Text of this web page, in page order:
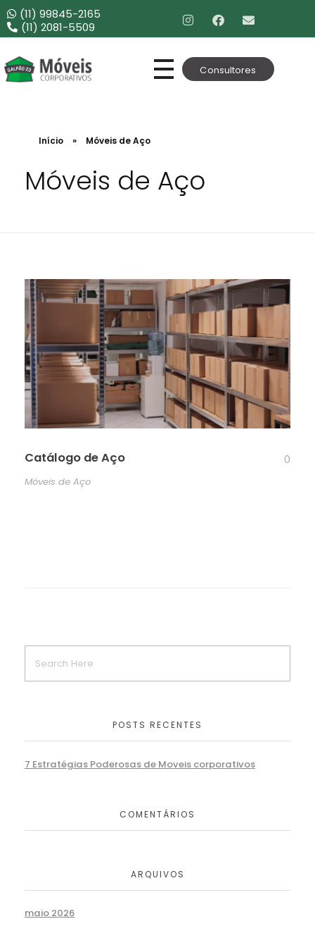
(11) 99845-2165
(11) 2081-5509
Consultores
Início » Móveis de Aço
Móveis de Aço
Catálogo de Aço 0
Móveis de Aço
POSTS RECENTES
7 Estratégias Poderosas de Moveis corporativos
COMENTÁRIOS
ARQUIVOS
maio 2026